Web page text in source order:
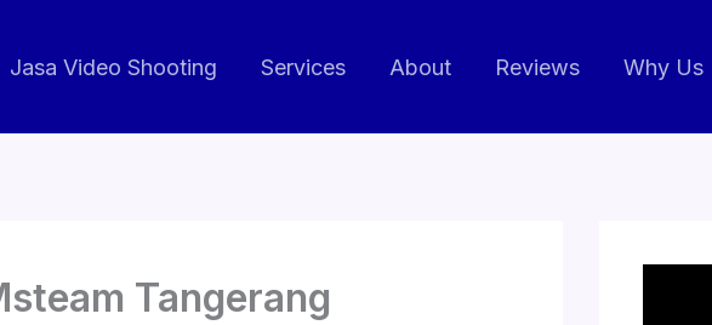
Jasa Video Shooting Services About Reviews Why Us
Tangerang